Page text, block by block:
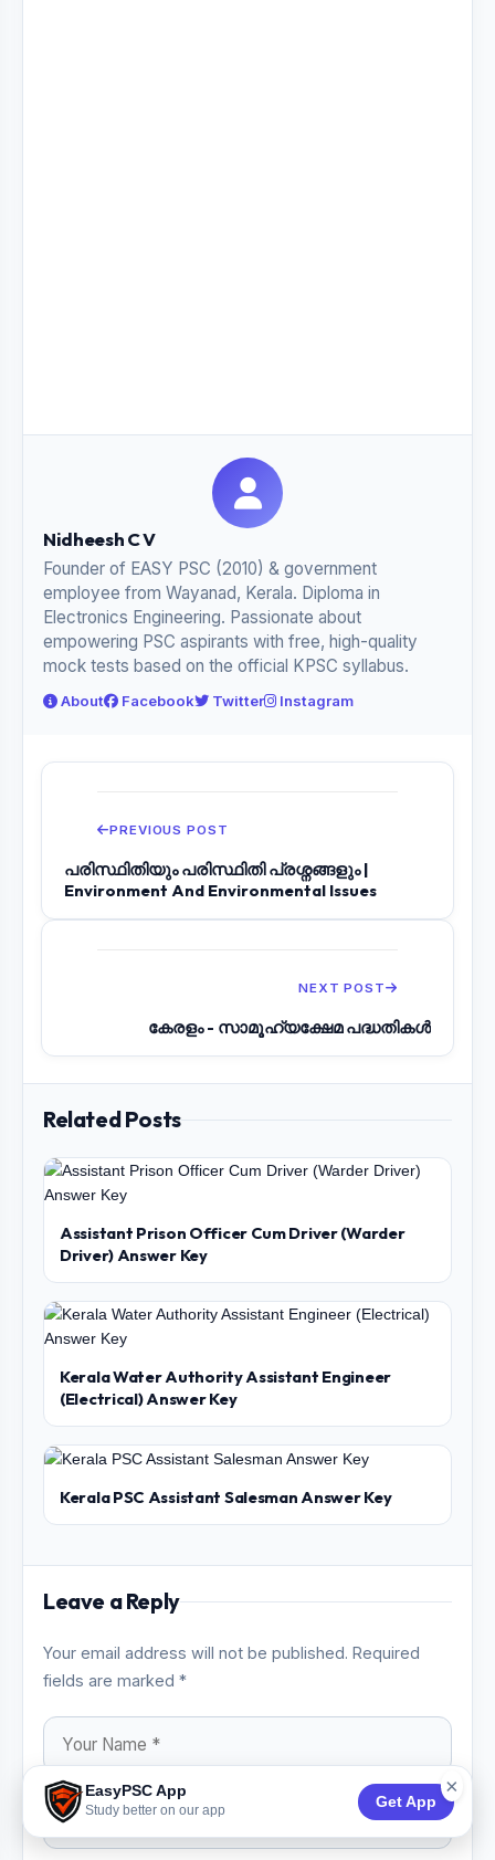
EasyPSC App
Study better on our app
Get App
×
Nidheesh C V
Founder of EASY PSC (2010) & government
employee from Wayanad, Kerala. Diploma in
Electronics Engineering. Passionate about
empowering PSC aspirants with free, high-quality
mock tests based on the official KPSC syllabus.
About Facebook Twitter Instagram
PREVIOUS POST
പരിസ്ഥിതിയും പരിസ്ഥിതി പ്രശ്നങ്ങളും |
Environment And Environmental Issues
NEXT POST
കേരളം - സാമൂഹ്യക്ഷേമ പദ്ധതികൾ
Related Posts
Assistant Prison Officer Cum Driver (Warder
Driver) Answer Key
Kerala Water Authority Assistant Engineer
(Electrical) Answer Key
Kerala PSC Assistant Salesman Answer Key
Leave a Reply
Your email address will not be published. Required
fields are marked *